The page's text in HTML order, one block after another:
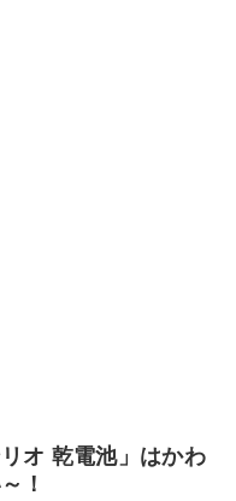
オ 乾電池」はかわ
！